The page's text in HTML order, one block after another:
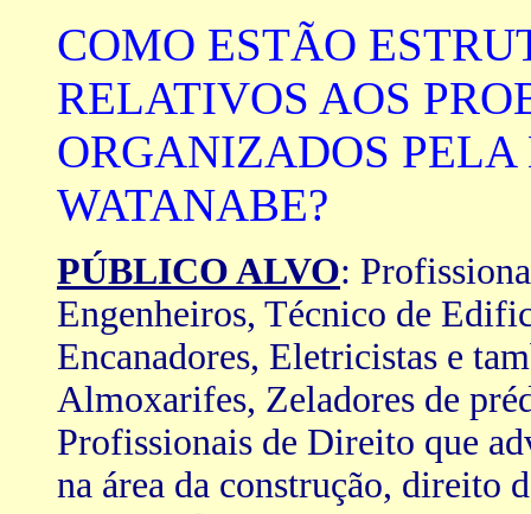
COMO ESTÃO
RELATIVOS AOS
ORGANIZADOS PELA
WATANABE?
PÚBLICO ALVO:
Engenheiros, Técnico de
Encanadores, Eletricistas e
Almoxarifes, Zeladores de
Profissionais de Direito que
na área da construção, direito